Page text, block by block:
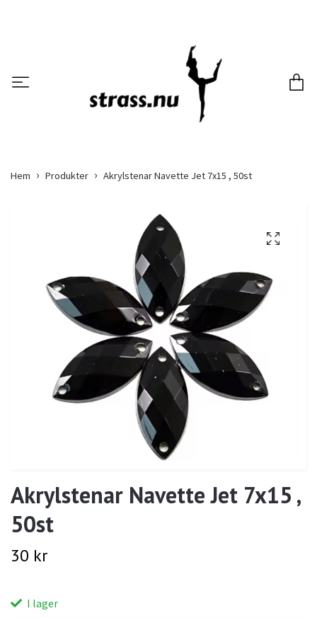
Hem Produkter Akrylstenar Navette Jet 7x15 , 50st
Akrylstenar Navette Jet 7x15 ,
50st
30 kr
I lager